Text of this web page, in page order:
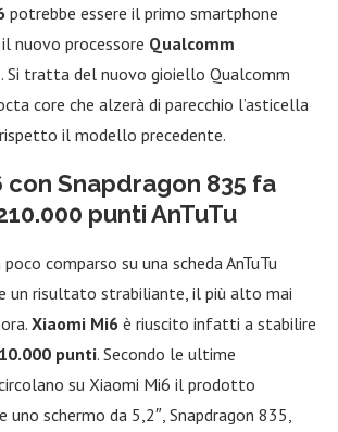
potrebbe essere il primo smartphone
nuovo processore Qualcomm
. Si tratta del nuovo gioiello Qualcomm
core che alzerà di parecchio l’asticella
il modello precedente.
con Snapdragon 835 fa
punti AnTuTu
comparso su una scheda AnTuTu
un risultato strabiliante, il più alto mai
Xiaomi Mi6 è riuscito infatti a stabilire
punti. Secondo le ultime
su Xiaomi Mi6 il prodotto
schermo da 5,2″, Snapdragon 835,